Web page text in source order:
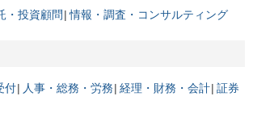
・投資顧問 情報・調査・コンサルティング
付 人事・総務・労務 経理・財務・会計 証券